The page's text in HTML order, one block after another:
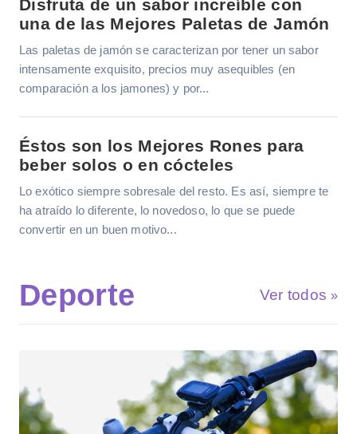
Disfruta de un sabor increíble con
una de las Mejores Paletas de Jamón
Las paletas de jamón se caracterizan por tener un sabor
intensamente exquisito, precios muy asequibles (en
comparación a los jamones) y por...
Éstos son los Mejores Rones para
beber solos o en cócteles
Lo exótico siempre sobresale del resto. Es así, siempre te
ha atraído lo diferente, lo novedoso, lo que se puede
convertir en un buen motivo...
Deporte Ver todos